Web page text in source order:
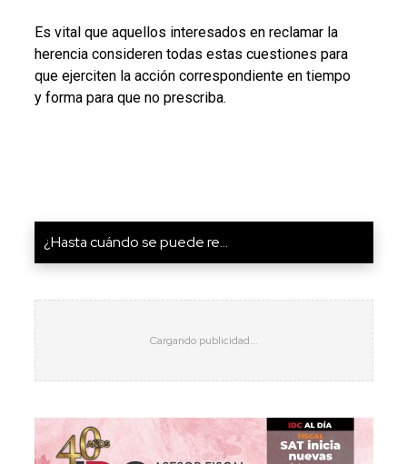
Es vital que aquellos interesados en reclamar la
herencia consideren todas estas cuestiones para
que ejerciten la acción correspondiente en tiempo
y forma para que no prescriba.
¿Hasta cuándo se puede re...